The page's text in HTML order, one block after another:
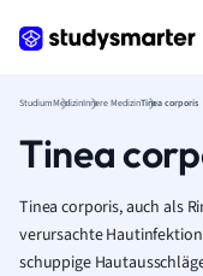
StudiumMedizinInnere MedizinTinea corporis
Tinea
Tinea corporis, auch als
verursachte
schuppige